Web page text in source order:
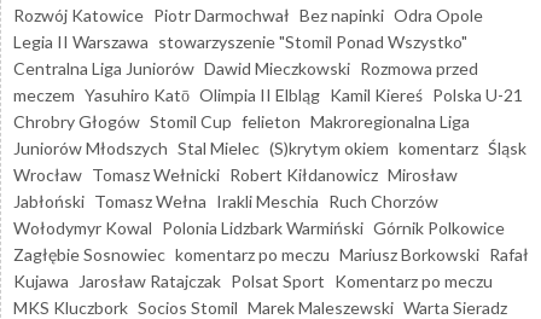
Rozwój Katowice Piotr Darmochwał Bez napinki Odra Opole
Legia II Warszawa stowarzyszenie "Stomil Ponad Wszystko"
Centralna Liga Juniorów Dawid Mieczkowski Rozmowa przed
meczem Yasuhiro Katō Olimpia II Elbląg Kamil Kiereś Polska U-21
Chrobry Głogów Stomil Cup felieton Makroregionalna Liga
Juniorów Młodszych Stal Mielec (S)krytym okiem komentarz Śląsk
Wrocław Tomasz Wełnicki Robert Kiłdanowicz Mirosław
Jabłoński Tomasz Wełna Irakli Meschia Ruch Chorzów
Wołodymyr Kowal Polonia Lidzbark Warmiński Górnik Polkowice
Zagłębie Sosnowiec komentarz po meczu Mariusz Borkowski Rafał
Kujawa
Jarosław Ratajczak Polsat Sport Komentarz po meczu
MKS Kluczbork Socios Stomil Marek Maleszewski Warta Sieradz